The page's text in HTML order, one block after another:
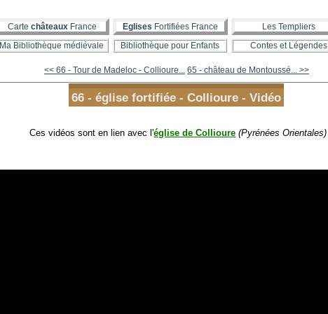
Carte châteauxFrance Eglises Fortifiées France Les Templiers
Ma Bibliothèque médiévale Bibliothèque pour Enfants Contes et Légendes
<< 66 - Tour de Madeloc - Collioure... 65 - château de Montoussé... >>
66 - église fortifiée - Collioure - Vidéo
Ces vidéos sont en lien avec l'église de Collioure (Pyrénées Orientales)